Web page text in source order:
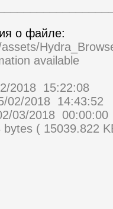
о файле:
available
2018 15:22:08
02/2018 14:43:52
03/2018 00:00:00
bytes ( 15039.822